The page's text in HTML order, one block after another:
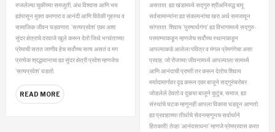
रुजलेल्या चुकीच्या समजुती, अंध विश्‍वास आणि भय
ह्यांपासून मुक्त करणारा व आनंदी आणि विवेकी गृहस्थ व
सामाजिक जीवन घडवणारा. ‘सत्यप्रवेश’ एका अशा
सुंदर क्षेत्राचे दरवाजे खुले करून देतो जिथे भगवंताच्या
प्रेमाची सतत जाणीव हेच सर्वोच्च सत्य असतं व मग
प्रत्येक श्रद्धावानाचा ह्या सुंदर क्षेत्री प्रवेश म्हणजेच
‘सत्यप्रवेश’ घडतो.
READ MORE
असतात. ह्या खंडामध्ये सद्गुरु श्रीअनिरुद्ध बापू
सर्वसामान्यांना ह्या संकल्पनांचा खरा अर्थ समजावून
सांगतात. शिवाय ‘पुरुषार्थगंगा’ ह्या विभागामध्ये सद्गुरु-
परमत्म्याकडून म्हणजेच सर्वोच्च स्थानाकडून
आपल्याकडे आलेला पवित्र व मंगल प्रेमगंगेचा असा
प्रवाह, जो रोजच्या जीवनामध्ये आपल्याला सामर्थ्य
आणि आनंदाची प्राप्ती तर करून देतोच शिवाय
मर्यादामार्गावर दृढ करून एका बाजूने सद्गुरुंबरोबर
जोडलेले ठेवतो व दुसर्‍या बाजूने कुटुंब, समाज, ह्या
संस्थांचे घटक म्हणूनही आपला विकास घडवून आणतो.
ह्या प्रवाहाच्या तीर्थाचे सेवनम्हणूनच सर्वार्थाने
हितकारी! तेव्हा ‘आनंदसाधना’ म्हणजे प्रेमप्रवास करत